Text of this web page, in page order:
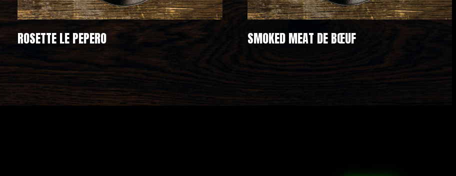
ROSETTE LE PEPERO SMOKED MEAT DE BŒUF